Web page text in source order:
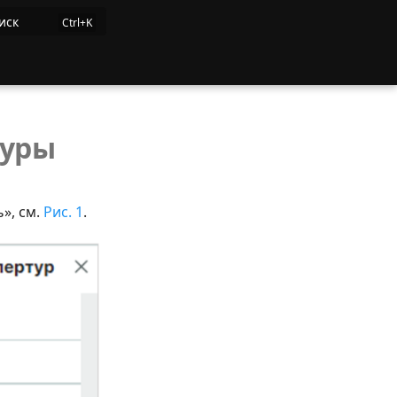
см. Рис. 1.